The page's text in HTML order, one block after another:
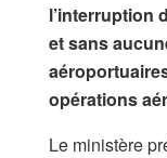
l’interruption
et sans
opérations
Le ministère